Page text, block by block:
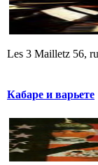
Les 3 Mailletz 56,
Кабаре и варьете